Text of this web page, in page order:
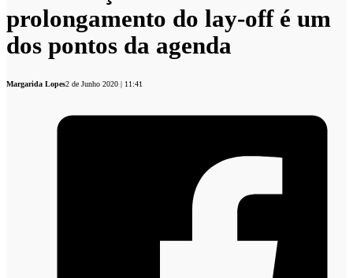
prolongamento do lay-off é um
dos pontos da agenda
Margarida Lopes2 de Junho 2020 | 11:41